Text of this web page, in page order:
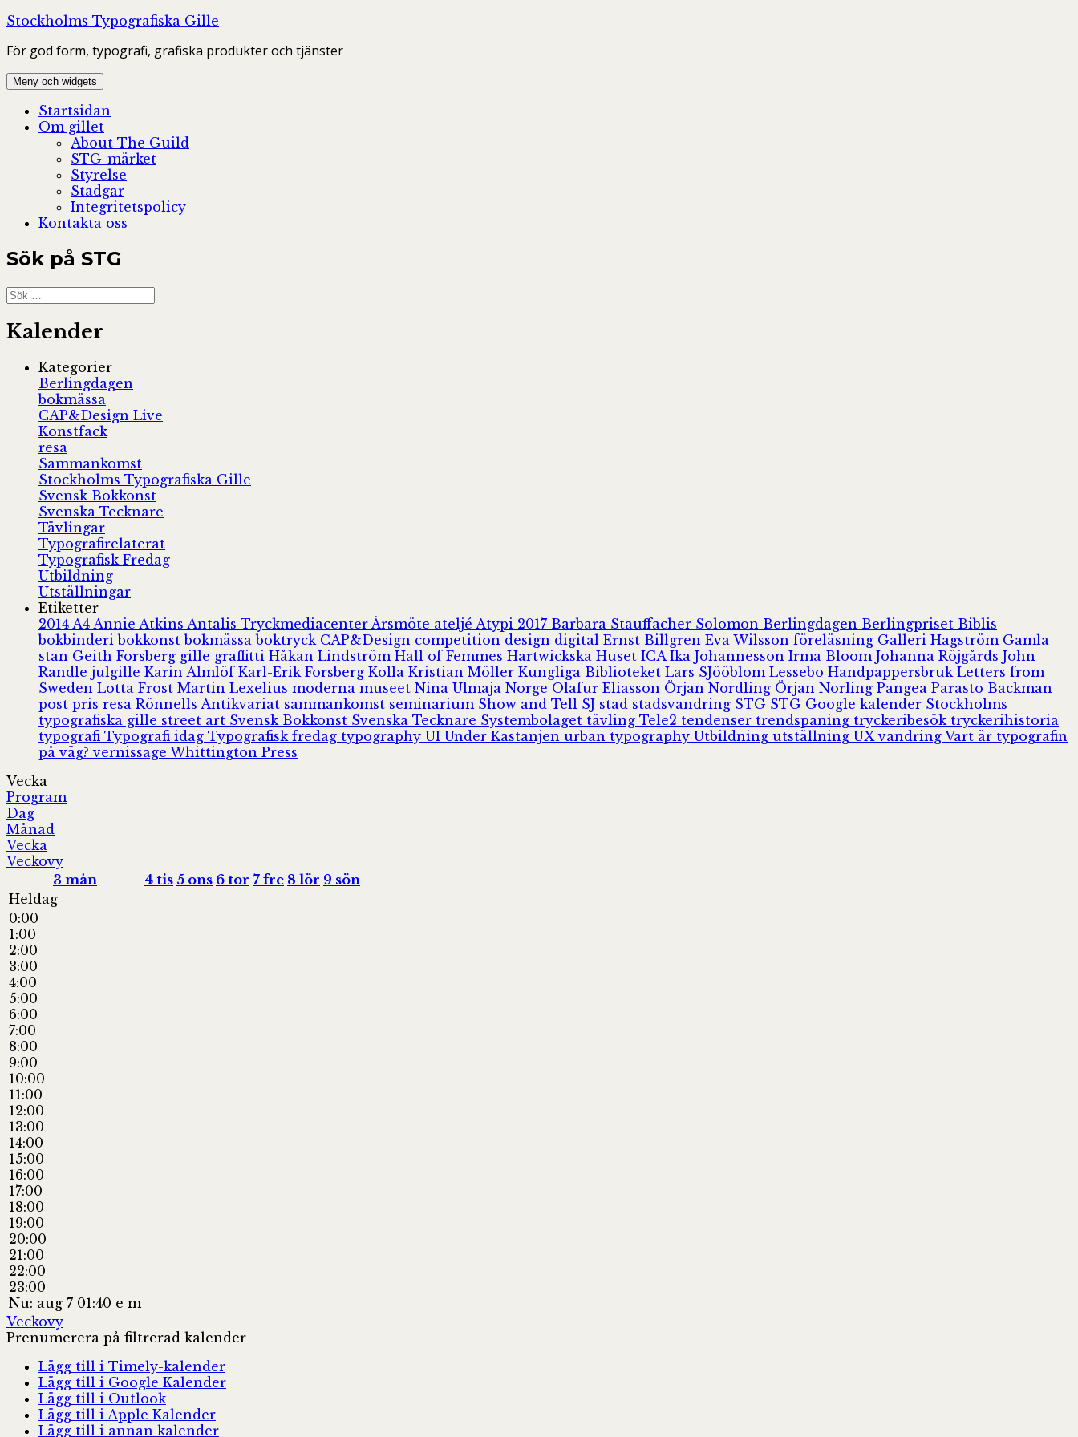
Hoppa
innehåll
Stockholms Typografiska Gille
För god form, typografi, grafiska produkter och tjänster
Meny och widgets
Startsidan
Om gillet
About The Guild
STG-märket
Styrelse
Stadgar
Integritetspolicy
Kontakta oss
Sök på STG
Sök
efter:
Kalender
Kategorier
Berlingdagen
bokmässa
CAP&Design Live
Konstfack
resa
Sammankomst
Stockholms Typografiska Gille
Svensk Bokkonst
Svenska Tecknare
Tävlingar
Typografirelaterat
Typografisk Fredag
Utbildning
Utställningar
Etiketter
2014 A4 Annie Atkins Antalis Tryckmediacenter Årsmöte ateljé Atypi 2017 Barbara Stauffacher Solomon Berlingdagen Berlingpriset Biblis
bokbinderibokkonstbokmässaboktryck CAP&Design competition design digital Ernst Billgren Eva Wilsson föreläsning Galleri Hagström Gamla
stan Geith Forsberg gille graffitti Håkan Lindström Hall of Femmes Hartwickska Huset ICA Ika Johannesson Irma Bloom Johanna Röjgårds John
Randle julgille Karin Almlöf Karl-Erik Forsberg Kolla Kristian Möller Kungliga Biblioteket Lars SJööblom Lessebo Handpappersbruk Letters from
Sweden Lotta Frost Martin Lexelius moderna museet Nina Ulmaja Norge Olafur Eliasson Örjan Nordling Örjan Norling Pangea Parasto Backman
post pris resa Rönnells Antikvariat sammankomst seminarium Show and Tell SJ stad stadsvandring STG STG Google kalender Stockholms
typografiska gille street art Svensk Bokkonst Svenska Tecknare Systembolaget tävling Tele2 tendenser trendspaning tryckeribesök tryckerihistoria
typografi Typografi idag Typografisk fredag typography UI Under Kastanjen urban typography Utbildning utställning UXvandring Vart är typografin
på väg?vernissage Whittington Press
Vecka
Program
Dag
Månad
Vecka
Veckovy
3 mån 4 tis 5 ons 6 tor 7 fre 8 lör 9 sön
Heldag
0:00
1:00
2:00
3:00
4:00
5:00
6:00
7:00
8:00
9:00
10:00
11:00
12:00
13:00
14:00
15:00
16:00
17:00
18:00
19:00
20:00
21:00
22:00
23:00
Nu: aug 7 01:40 e m
Veckovy
Prenumerera på filtrerad kalender
Lägg till i Timely-kalender
Lägg till i Google Kalender
Lägg till i Outlook
Lägg till i Apple Kalender
Lägg till i annan kalender